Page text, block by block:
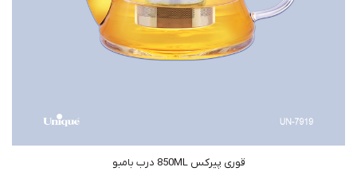
قوری پیرکس 850ML درب بامبو